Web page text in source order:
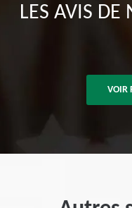
LES AVIS DE
VOIR